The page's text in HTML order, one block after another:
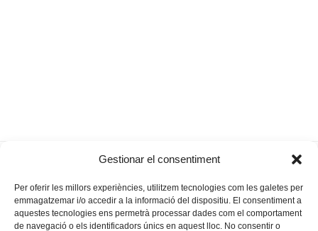
Gestionar el consentiment
Per oferir les millors experiències, utilitzem tecnologies com les galetes per
emmagatzemar i/o accedir a la informació del dispositiu. El consentiment a
aquestes tecnologies ens permetrà processar dades com el comportament
de navegació o els identificadors únics en aquest lloc. No consentir o
next